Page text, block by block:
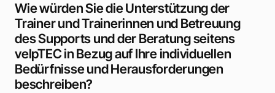
brauchst.
Einige Themen fallen leichter, andere sind
schwieriger - das gehört zum Lernen dazu.
Damit du bei schweren Themen vorankommst,
steht dir unser prämierter Educational Support
Wie würden Sie die Unterstützung der
Trainer und Trainerinnen und Betreuung
des Supports und der Beratung seitens
velpTEC in Bezug auf Ihre individuellen
Bedürfnisse und Herausforderungen
beschreiben?